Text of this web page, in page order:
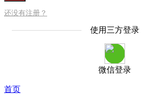
还没有注册？
使用三方登录
微信登录
首页